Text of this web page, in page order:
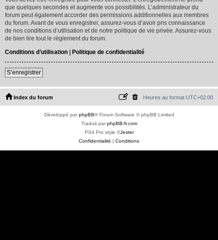
que quelques secondes et augmente vos possibilités. L’administrateur du
forum peut également accorder des permissions additionnelles aux membres
du forum. Avant de vous enregistrer, assurez-vous d’avoir pris connaissance
de nos conditions d’utilisation et de notre politique de vie privée. Assurez-vous
de bien lire tout le règlement du forum.
Conditions d’utilisation | Politique de confidentialité
S’enregistrer
Index du forum Heures au format UTC+02:00
Développé parphpBB® Forum Software © phpBB Limited
Traduit parphpBB-fr.com
PS4 Pro style ©Jester
Confidentialité | Conditions